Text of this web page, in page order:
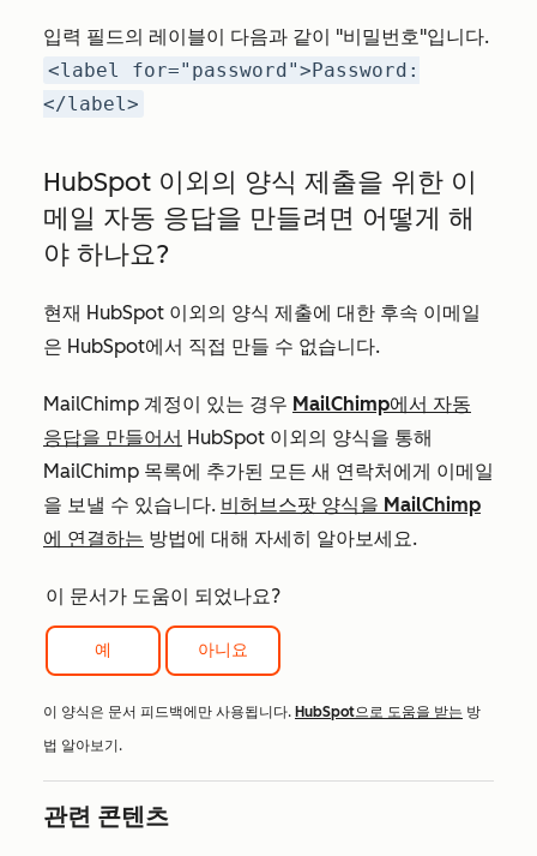
입력 필드의 레이블이 다음과 같이 "비밀번호"입니다.
<label for="password">Password:
</label>
HubSpot 이외의 양식 제출을 위한 이
메일 자동 응답을 만들려면 어떻게 해
야 하나요?
현재 HubSpot 이외의 양식 제출에 대한 후속 이메일
은 HubSpot에서 직접 만들 수 없습니다.
MailChimp 계정이 있는 경우 MailChimp에서 자동
응답을 만들어서 HubSpot 이외의 양식을 통해
MailChimp 목록에 추가된 모든 새 연락처에게 이메일
을 보낼 수 있습니다. 비허브스팟 양식을 MailChimp
에 연결하는 방법에 대해 자세히 알아보세요.
이 문서가 도움이 되었나요?
예 아니요
이 양식은 문서 피드백에만 사용됩니다. HubSpot으로 도움을 받는 방
법 알아보기.
관련 콘텐츠